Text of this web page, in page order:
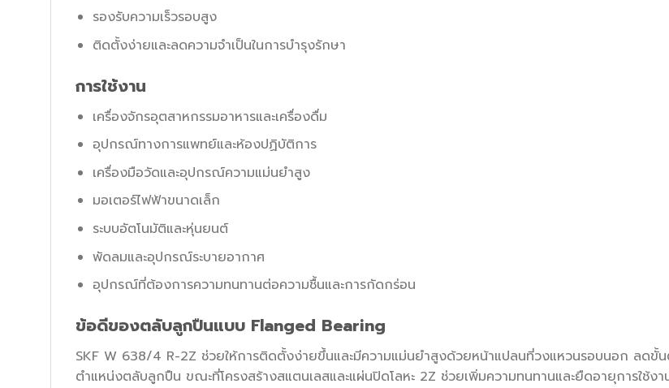
รองรับความเร็วรอบสูง
ติดตั้งง่ายและลดความจำเป็นในการบำรุงรักษา
การใช้งาน
เครื่องจักรอุตสาหกรรมอาหารและเครื่องดื่ม
อุปกรณ์ทางการแพทย์และห้องปฏิบัติการ
เครื่องมือวัดและอุปกรณ์ความแม่นยำสูง
มอเตอร์ไฟฟ้าขนาดเล็ก
ระบบอัตโนมัติและหุ่นยนต์
พัดลมและอุปกรณ์ระบายอากาศ
อุปกรณ์ที่ต้องการความทนทานต่อความชื้นและการกัดกร่อน
ข้อดีของตลับลูกปืนแบบ Flanged Bearing
SKF W 638/4 R-2Z ช่วยให้การติดตั้งง่ายขึ้นและมีความแม่นยำสูงด้วยหน้าแปลนที่วงแหวนรอบนอก ลดขั้
ตำแหน่งตลับลูกปืน ขณะที่โครงสร้างสแตนเลสและแผ่นปิดโลหะ 2Z ช่วยเพิ่มความทนทานและยืดอายุการใช้ง